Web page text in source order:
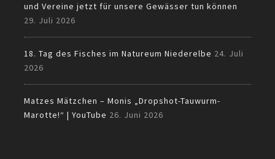
und Vereine jetzt für unsere Gewässer tun können
29. Juli 2026
18. Tag des Fisches im Natureum Niederelbe 24. Juli
2026
Matzes Mätzchen – Monis „Dropshot-Tauwurm-
Marotte!“ | YouTube 26. Juni 2026